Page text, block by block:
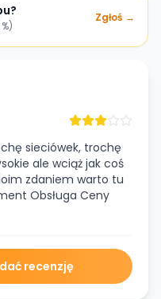
Zgłoś →
sieciówek, trochę
ale wciąż jak coś
zdaniem warto tu
Obsługa Ceny
recenzję